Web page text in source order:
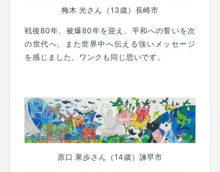
梅木 光さん（13歳）長崎市
戦後80年、被爆80年を迎え、平和への誓いを次
の世代へ、また世界中へ伝える強いメッセージ
を感じました。ワンクも同じ思いです。
原口 果歩さん（14歳）諫早市